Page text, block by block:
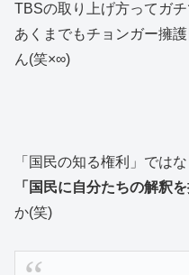
TBSの取り上げ方ってガ
あくまでもチョンガー擁
ん(笑×∞)
「国民の知る権利」ではな
「国民に自分たちの解釈
か(笑)